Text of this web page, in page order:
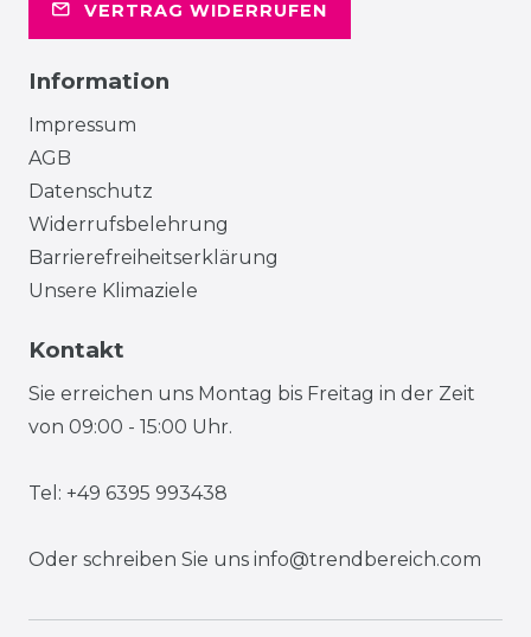
VERTRAG WIDERRUFEN
Information
Impressum
AGB
Datenschutz
Widerrufsbelehrung
Barrierefreiheitserklärung
Unsere Klimaziele
Kontakt
Sie erreichen uns Montag bis Freitag in der Zeit
von 09:00 - 15:00 Uhr.
Tel: +49 6395 993438
Oder schreiben Sie uns info@trendbereich.com